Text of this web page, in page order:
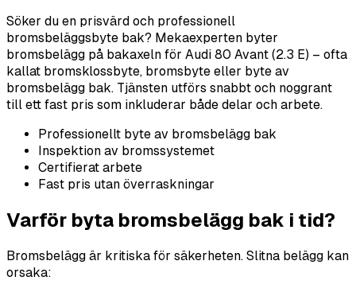
Söker du en prisvärd och professionell
bromsbeläggsbyte bak? Mekaexperten byter
bromsbelägg på bakaxeln för Audi 80 Avant (2.3 E) – ofta
kallat bromsklossbyte, bromsbyte eller byte av
bromsbelägg bak. Tjänsten utförs snabbt och noggrant
till ett fast pris som inkluderar både delar och arbete.
Professionellt byte av bromsbelägg bak
Inspektion av bromssystemet
Certifierat arbete
Fast pris utan överraskningar
Varför byta bromsbelägg bak i tid?
Bromsbelägg är kritiska för säkerheten. Slitna belägg kan
orsaka: